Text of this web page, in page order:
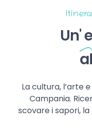
Un'
La cultura, l’arte
Campania.
scovare i sapori,